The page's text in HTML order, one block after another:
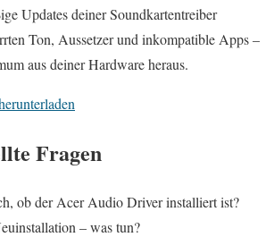
Updates deiner Soundkartentreiber
Ton, Aussetzer und inkompatible Apps –
aus deiner Hardware heraus.
Fragen
ob der Acer Audio Driver installiert ist?
– was tun?